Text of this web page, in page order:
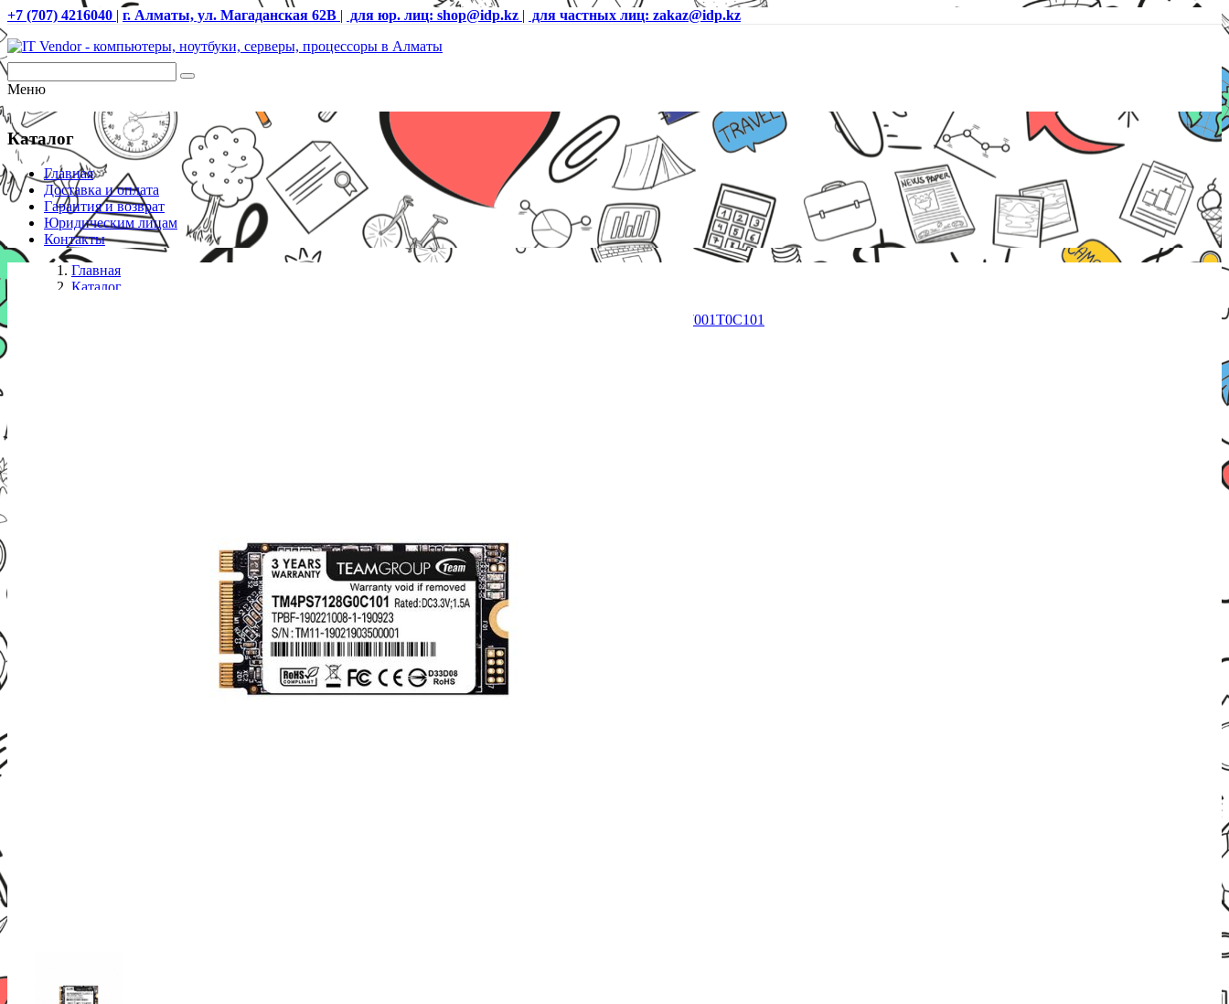
+7 (707) 4216040 | г. Алматы, ул. Магаданская 62В | для юр. лиц: shop@idp.kz | для частных лиц: zakaz@idp.kz
Меню
Каталог
Главная
Доставка и оплата
Гарантия и возврат
Юридическим лицам
Контакты
Главная
Каталог
Твердотельный накопитель 1000GB SSD TeamGroup MS30 M.2 2280 R530Mb/s W480MB/s TM8PS7001T0C101